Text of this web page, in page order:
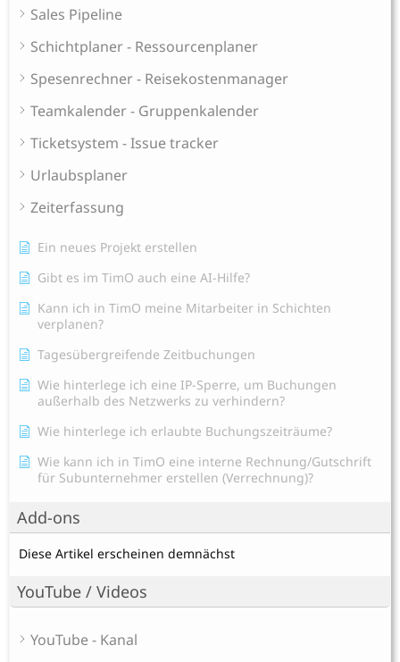
Sales Pipeline
Schichtplaner - Ressourcenplaner
Spesenrechner - Reisekostenmanager
Teamkalender - Gruppenkalender
Ticketsystem - Issue tracker
Urlaubsplaner
Zeiterfassung
Ein neues Projekt erstellen
Gibt es im TimO auch eine AI-Hilfe?
Kann ich in TimO meine Mitarbeiter in Schichten
verplanen?
Tagesübergreifende Zeitbuchungen
Wie hinterlege ich eine IP-Sperre, um Buchungen
außerhalb des Netzwerks zu verhindern?
Wie hinterlege ich erlaubte Buchungszeiträume?
Wie kann ich in TimO eine interne Rechnung/Gutschrift
für Subunternehmer erstellen (Verrechnung)?
Add-ons
Diese Artikel erscheinen demnächst
YouTube / Videos
YouTube - Kanal